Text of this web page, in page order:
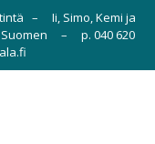
– Ii, Simo, Kemi ja
Suomen – p. 040 620